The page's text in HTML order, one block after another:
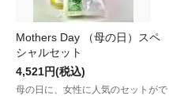
Mothers Day （母の日）スペ
シャルセット
4,521円(税込)
母の日に、女性に人気のセットがで